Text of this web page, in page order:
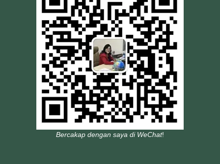
Bercakap dengan saya di WeChat!